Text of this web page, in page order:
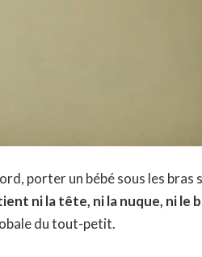
porter un bébé sous les
ni la tête, ni la nuque, ni le
du tout-petit.